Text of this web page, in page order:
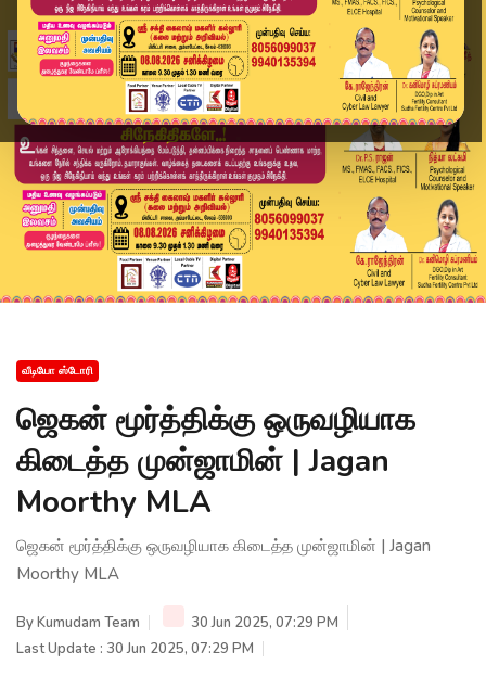
வீடியோ ஸ்டோரி
ஜெகன் மூர்த்திக்கு ஒருவழியாக
கிடைத்த முன்ஜாமின் | Jagan
Moorthy MLA
ஜெகன் மூர்த்திக்கு ஒருவழியாக கிடைத்த முன்ஜாமின் | Jagan
Moorthy MLA
ByKumudam Team
30 Jun 2025, 07:29 PM
Last Update : 30 Jun 2025, 07:29 PM